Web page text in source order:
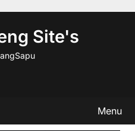
Site's
Menu